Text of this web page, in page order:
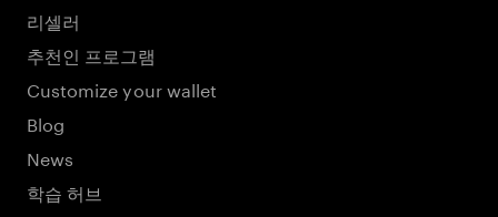
리셀러
추천인 프로그램
Customize your wallet
Blog
News
학습 허브